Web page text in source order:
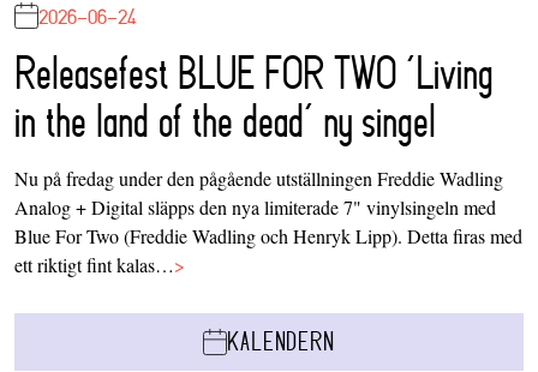
2026-06-24
Releasefest BLUE FOR TWO ‘Living
in the land of the dead’ ny singel
Nu på fredag under den pågående utställningen Freddie Wadling
Analog + Digital släpps den nya limiterade 7" vinylsingeln med
Blue For Two (Freddie Wadling och Henryk Lipp). Detta firas med
ett riktigt fint kalas…>
KALENDERN